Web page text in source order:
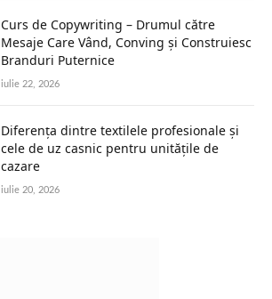
Curs de Copywriting – Drumul către
Mesaje Care Vând, Conving și Construiesc
Branduri Puternice
iulie 22, 2026
Diferența dintre textilele profesionale și
cele de uz casnic pentru unitățile de
cazare
iulie 20, 2026